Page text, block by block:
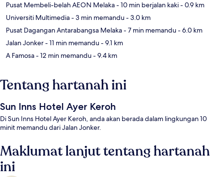
Pusat Membeli-belah AEON Melaka- 10 min berjalan kaki- 0.9 km
Universiti Multimedia- 3 min memandu- 3.0 km
Pusat Dagangan Antarabangsa Melaka- 7 min memandu- 6.0 km
Jalan Jonker- 11 min memandu- 9.1 km
A Famosa- 12 min memandu- 9.4 km
Tentang hartanah ini
Sun Inns Hotel Ayer Keroh
Di Sun Inns Hotel Ayer Keroh, anda akan berada dalam lingkungan 10
minit memandu dari Jalan Jonker.
Maklumat lanjut tentang hartanah
ini